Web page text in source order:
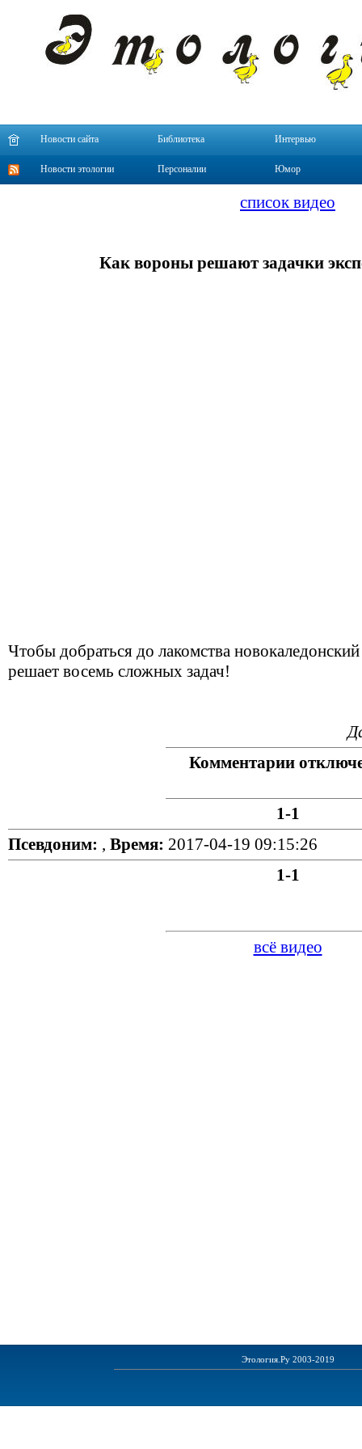
Новости сайта Библиотека Интервью
Новости этологии Персоналии Юмор
список видео
Как вороны решают задачки
Чтобы добраться до лакомства
решает восемь сложных задач!
Комментарии
1-1
Псевдоним: , Время: 2017-04-19 09:15:26
1-1
всё видео
Этология.Ру 2003-2019